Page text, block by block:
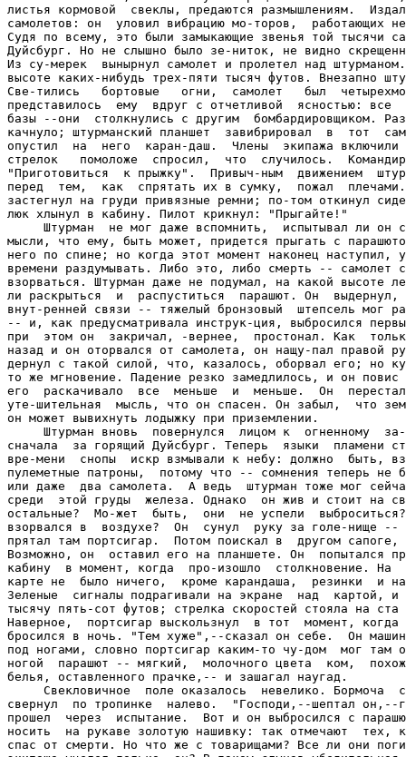
листья кормовой  свеклы, предаются размышлениям.
самолетов: он  уловил вибрацию мо-торов,  работающих
Судя по всему, это были замыкающие звенья той тысячи
Дуйсбург. Но не слышно было зе-ниток, не видно
Из су-мерек  вынырнул самолет и пролетел над
высоте каких-нибудь трех-пяти тысяч футов. Внезапно
Све-тились   бортовые   огни,  самолет   был
представилось  ему  вдруг с отчетливой  ясностью: все
базы --они  столкнулись с другим  бомбардировщиком.
качнуло; штурманский планшет  завибрировал  в  тот
опустил  на  него  каран-даш.  Члены  экипажа
стрелок   помоложе  спросил,  что  случилось.
"Приготовиться  к прыжку".  Привыч-ным  движением
перед  тем,  как  спрятать их в сумку,  пожал
застегнул на груди привязные ремни; по-том откинул
люк хлынул в кабину. Пилот крикнул: "Прыгайте!"
Штурман  не мог даже вспомнить,  испытывал ли он
мысли, что ему, быть может, придется прыгать с
него по спине; но когда этот момент наконец наступил,
времени раздумывать. Либо это, либо смерть -- самолет
взорваться. Штурман даже не подумал, на какой высоте
ли раскрыться  и  распуститься  парашют. Он  выдернул,
внут-ренней связи -- тяжелый бронзовый  штепсель мог
-- и, как предусматривала инструк-ция, выбросился
при  этом он  закричал, -вернее,  простонал. Как
назад и он оторвался от самолета, он нащу-пал правой
дернул с такой силой, что, казалось, оборвал его; но
то же мгновение. Падение резко замедлилось, и он
его  раскачивало  все  меньше  и  меньше.  Он
уте-шительная  мысль, что он спасен. Он забыл,  что
он может вывихнуть лодыжку при приземлении.
Штурман вновь  повернулся  лицом к  огненному
сначала  за горящий Дуйсбург. Теперь  языки  пламени
вре-мени  снопы  искр взмывали к небу: должно  быть,
пулеметные патроны,  потому что -- сомнения теперь не
или даже  два самолета.  А ведь  штурман тоже мог
среди  этой груды  железа. Однако  он жив и стоит на
остальные?  Мо-жет  быть,  они  не успели
взорвался в  воздухе?  Он  сунул  руку за голе-нище --
прятал там портсигар.  Потом поискал в  другом
Возможно, он  оставил его на планшете. Он  попытался
кабину  в момент, когда  про-изошло  столкновение. На
карте не  было ничего,  кроме карандаша,  резинки  и
Зеленые  сигналы подрагивали на экране  над  картой, и
тысячу пять-сот футов; стрелка скоростей стояла на
Наверное,  портсигар выскользнул  в тот  момент, когда
бросился в ночь. "Тем хуже",--сказал он себе.  Он
под ногами, словно портсигар каким-то чу-дом  мог там
ногой  парашют -- мягкий,  молочного цвета  ком,
белья, оставленного прачке,-- и зашагал наугад.
Свекловичное  поле оказалось  невелико. Бормоча
свернул  по тропинке  налево.  "Господи,--шептал
прошел  через  испытание.  Вот и он выбросился с
носить  на рукаве золотую нашивку: так отмечают  тех,
спас от смерти. Но что же с товарищами? Все ли они